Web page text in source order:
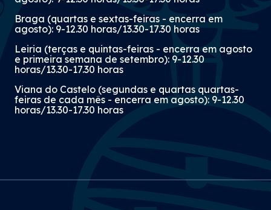
Braga (quartas e sextas-feiras - encerra em
agosto): 9-12.30 horas/13.30-17.30 horas
Leiria (terças e quintas-feiras - encerra em agosto
e primeira semana de setembro): 9-12.30
horas/13.30-17.30 horas
Viana do Castelo (segundas e quartas quartas-
feiras de cada mês - encerra em agosto): 9-12.30
horas/13.30-17.30 horas